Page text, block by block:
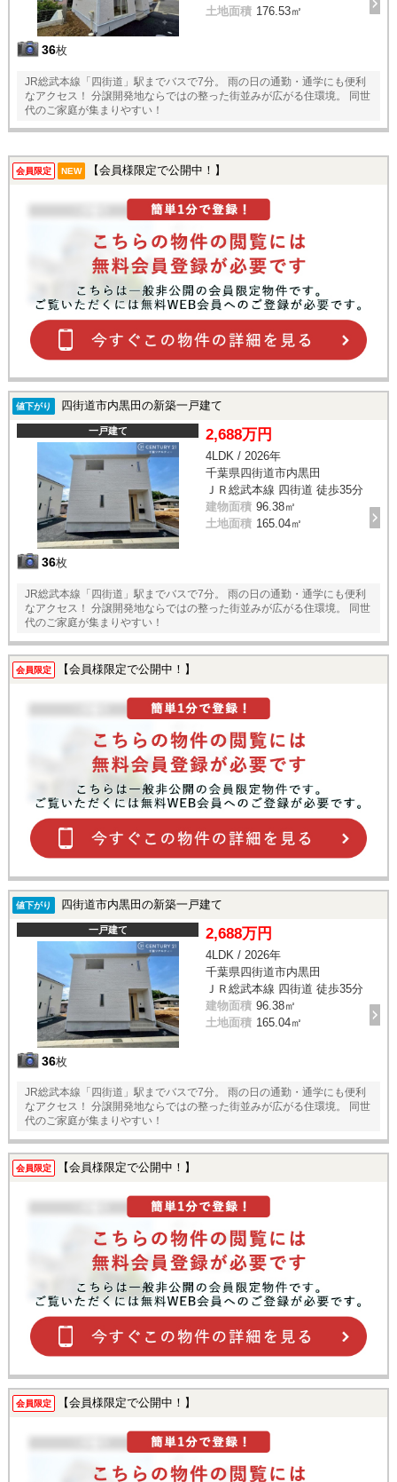
36枚
土地面積 176.53㎡
JR総武本線「四街道」駅までバスで7分。 雨の日の通勤・通学にも便利
なアクセス！ 分譲開発地ならではの整った街並みが広がる住環境。 同世
代のご家庭が集まりやすい！
会員限定 NEW 【会員様限定で公開中！】
値下がり 四街道市内黒田の新築一戸建て
一戸建て
36枚
2,688万円
4LDK / 2026年
千葉県四街道市内黒田
ＪＲ総武本線 四街道 徒歩35分
建物面積 96.38㎡
土地面積 165.04㎡
JR総武本線「四街道」駅までバスで7分。 雨の日の通勤・通学にも便利
なアクセス！ 分譲開発地ならではの整った街並みが広がる住環境。 同世
代のご家庭が集まりやすい！
会員限定 【会員様限定で公開中！】
値下がり 四街道市内黒田の新築一戸建て
一戸建て
36枚
2,688万円
4LDK / 2026年
千葉県四街道市内黒田
ＪＲ総武本線 四街道 徒歩35分
建物面積 96.38㎡
土地面積 165.04㎡
JR総武本線「四街道」駅までバスで7分。 雨の日の通勤・通学にも便利
なアクセス！ 分譲開発地ならではの整った街並みが広がる住環境。 同世
代のご家庭が集まりやすい！
会員限定 【会員様限定で公開中！】
会員限定 【会員様限定で公開中！】